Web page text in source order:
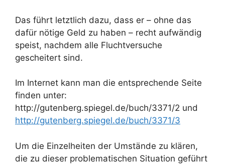
Das führt letztlich dazu, dass er – ohne das
dafür nötige Geld zu haben – recht aufwändig
speist, nachdem alle Fluchtversuche
gescheitert sind.
Im Internet kann man die entsprechende Seite
finden unter:
http://gutenberg.spiegel.de/buch/3371/2 und
http://gutenberg.spiegel.de/buch/3371/3
Um die Einzelheiten der Umstände zu klären,
die zu dieser problematischen Situation geführt